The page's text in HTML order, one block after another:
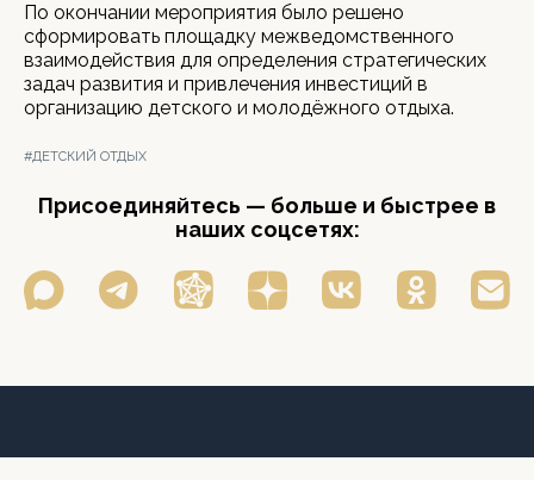
По окончании мероприятия было решено
сформировать площадку межведомственного
взаимодействия для определения стратегических
задач развития и привлечения инвестиций в
организацию детского и молодёжного отдыха.
#ДЕТСКИЙ ОТДЫХ
Присоединяйтесь — больше и быстрее в
наших соцсетях: